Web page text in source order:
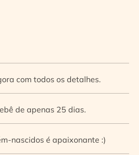
com todos os detalhes.
de apenas 25 dias.
nascidos é apaixonante :)